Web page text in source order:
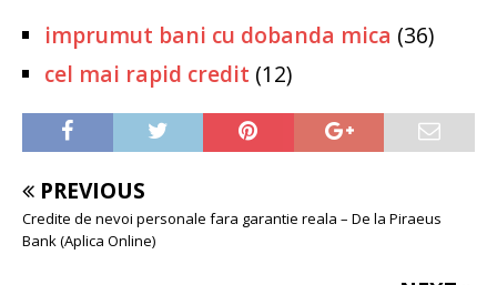
imprumut bani cu dobanda mica (36)
cel mai rapid credit (12)
PREVIOUS
Credite de nevoi personale fara garantie reala – De la Piraeus
Bank (Aplica Online)